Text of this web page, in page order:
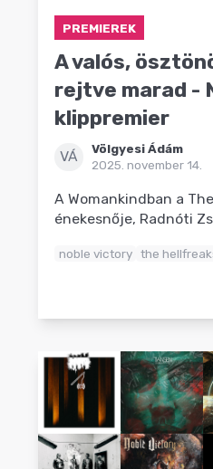
MÁSVILÁG
BLOG
PREMIEREK
A valós,
rejtve marad -
klippremier
VÁ
Völgyesi Ádám
2025. november 14.
A Womankindban a
énekesnője, Radnóti
noble victory the